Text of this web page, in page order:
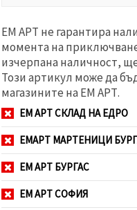
ЕМ АРТ не гарантира
момента на
изчерпана наличност,
Този артикул може да
магазините на ЕМ АРТ.
ЕМ АРТ СКЛАД НА ЕДРО
ЕМАРТ МАРТЕНИЦИ
ЕМ АРТ БУРГАС
ЕМ АРТ СОФИЯ